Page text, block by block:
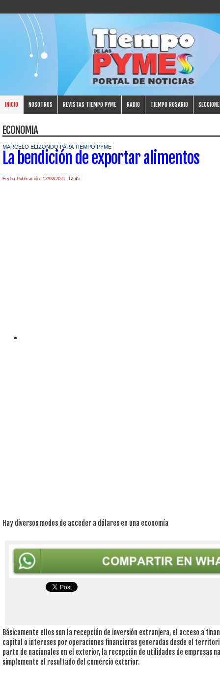
INICIO NOSOTROS REVISTAS TIEMPO PYME RADIO TIEMPO ROSARIO
ECONOMIA
MARCELO ELIZONDO PARA TIEMPO PYME
La bendición de exportar alimentos
Fecha Publicación: 12/02/2021 12:45
Hay diversos modos de acceder a dólares en una economía
Básicamente ellos son la recepción de inversión extranjera, el acceso a
capital o intereses por operaciones financieras generadas desde el
parte de nacionales en el exterior, la recepción de utilidades de empresas
simplemente el resultado del comercio exterior.